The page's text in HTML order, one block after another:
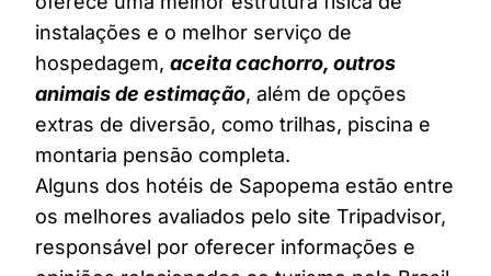
instalações e o melhor serviço de
hospedagem, aceita cachorro, outros
animais de estimação, além de opções
extras de diversão, como trilhas, piscina e
montaria pensão completa.
Alguns dos hotéis de Sapopema estão entre
os melhores avaliados pelo site Tripadvisor,
responsável por oferecer informações e